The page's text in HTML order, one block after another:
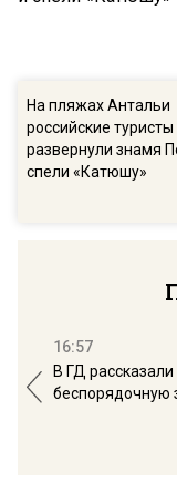
На пляжах Антальи
российские туристы
развернули знамя
спели «Катюшу»
16:57
В ГД
беспорядочную